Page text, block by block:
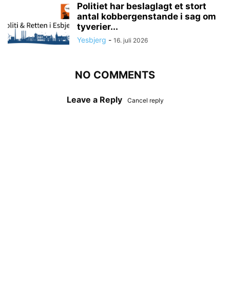
Politiet har beslaglagt et stort
antal kobbergenstande i sag om
tyverier...
Yesbjerg - 16. juli 2026
NO COMMENTS
Leave a Reply Cancel reply